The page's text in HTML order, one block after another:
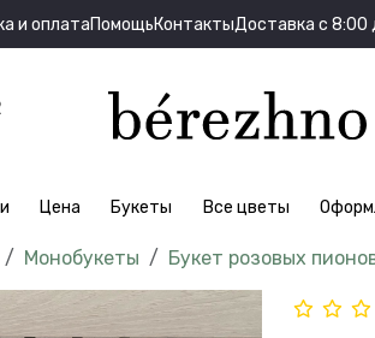
и оплатаПомощьКонтактыДоставка с 8:00
Цена Букеты Все цветы
Монобукеты Букет розовых